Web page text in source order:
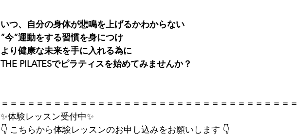
いつ、自分の身体が悲鳴を上げるかわからない
”今”運動をする習慣を身につけ
より健康な未来を手に入れる為に
THE PILATESでピラティスを始めてみませんか？
＝＝＝＝＝＝＝＝＝＝＝＝＝＝＝＝＝＝＝＝＝＝＝＝＝＝＝＝＝＝＝＝＝＝
✨体験レッスン受付中✨
👇 こちらから体験レッスンのお申し込みをお願いします 👇